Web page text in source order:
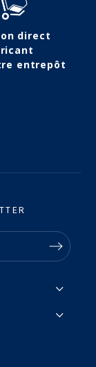
direct
entrepôt